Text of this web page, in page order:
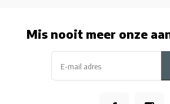
Mis nooit meer onze